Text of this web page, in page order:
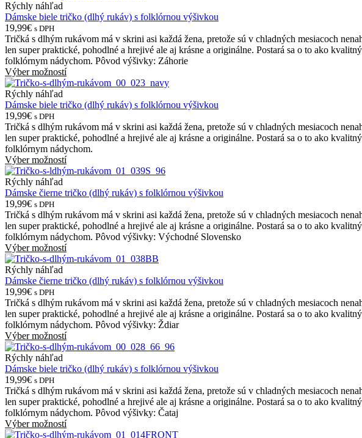
Rýchly náhľad
Dámske biele tričko (dlhý rukáv) s folklórnou výšivkou
19,99€ s DPH
Tričká s dlhým rukávom má v skrini asi každá žena, pretože sú v chladných mesiacoch
len super praktické, pohodlné a hrejivé ale aj krásne a originálne. Postará sa o to ako
folklórnym nádychom. Pôvod výšivky: Záhorie
Výber možností
Rýchly náhľad
Dámske biele tričko (dlhý rukáv) s folklórnou výšivkou
19,99€ s DPH
Tričká s dlhým rukávom má v skrini asi každá žena, pretože sú v chladných mesiacoch
len super praktické, pohodlné a hrejivé ale aj krásne a originálne. Postará sa o to ako
folklórnym nádychom.
Výber možností
Rýchly náhľad
Dámske čierne tričko (dlhý rukáv) s folklórnou výšivkou
19,99€ s DPH
Tričká s dlhým rukávom má v skrini asi každá žena, pretože sú v chladných mesiacoch
len super praktické, pohodlné a hrejivé ale aj krásne a originálne. Postará sa o to ako
folklórnym nádychom. Pôvod výšivky: Východné Slovensko
Výber možností
Rýchly náhľad
Dámske čierne tričko (dlhý rukáv) s folklórnou výšivkou
19,99€ s DPH
Tričká s dlhým rukávom má v skrini asi každá žena, pretože sú v chladných mesiacoch
len super praktické, pohodlné a hrejivé ale aj krásne a originálne. Postará sa o to ako
folklórnym nádychom. Pôvod výšivky: Ždiar
Výber možností
Rýchly náhľad
Dámske biele tričko (dlhý rukáv) s folklórnou výšivkou
19,99€ s DPH
Tričká s dlhým rukávom má v skrini asi každá žena, pretože sú v chladných mesiacoch
len super praktické, pohodlné a hrejivé ale aj krásne a originálne. Postará sa o to ako
folklórnym nádychom. Pôvod výšivky: Čataj
Výber možností